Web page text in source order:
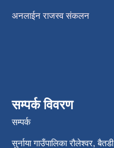
अनलाईन राजस्व संकलन
सम्पर्क विवरण
सम्पर्क
सुर्नाया गाउँपालिका रौलेश्वर, बैतडी